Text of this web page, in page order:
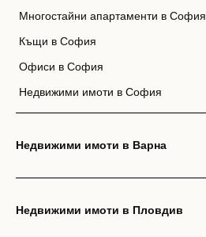
Многостайни апартаменти в София
Къщи в София
Офиси в София
Недвижими имоти в София
Недвижими имоти в Варна
Недвижими имоти в Пловдив